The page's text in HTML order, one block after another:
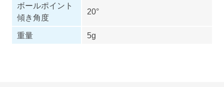
ボールポイント
傾き角度
20°
重量 5g